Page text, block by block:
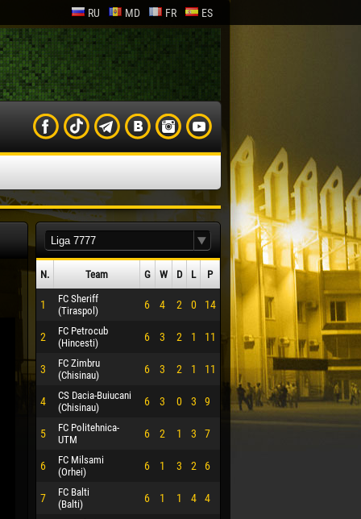
RU MD FR ES
N. Team G W D L P
1
FC Sheriff
(Tiraspol)
6 4 2 0 14
2
FC Petrocub
(Hincesti)
6 3 2 1 11
3
FC Zimbru
(Chisinau)
6 3 2 1 11
4
CS Dacia-Buiucani
(Chisinau)
6 3 0 3 9
5
FC Politehnica-
UTM
6 2 1 3 7
6
FC Milsami
(Orhei)
6 1 3 2 6
7
FC Balti
(Balti)
6 1 1 4 4